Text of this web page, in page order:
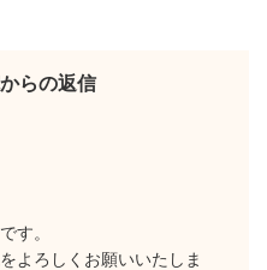
らの返信
す。
よろしくお願いいたしま